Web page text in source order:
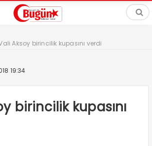
Aksoy birincilik kupasını verdi
19:34
birincilik kupasını